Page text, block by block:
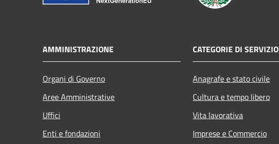
AMMINISTRAZIONE
Organi di Governo
Aree Amministrative
Uffici
Enti e fondazioni
CATEGORIE DI SERVIZIO
Anagrafe e stato civile
Cultura e tempo libero
Vita lavorativa
Imprese e Commercio